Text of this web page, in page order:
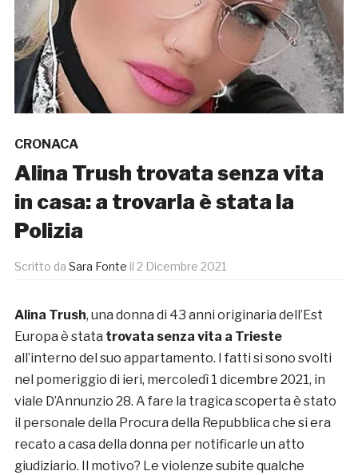
CRONACA
Alina Trush trovata senza vita
in casa: a trovarla è stata la
Polizia
Scritto da Sara Fonte il 2 Dicembre 2021
Alina Trush, una donna di 43 anni originaria dell’Est
Europa è stata trovata senza vita a Trieste
all’interno del suo appartamento. I fatti si sono svolti
nel pomeriggio di ieri, mercoledì 1 dicembre 2021, in
viale D’Annunzio 28. A fare la tragica scoperta è stato
il personale della Procura della Repubblica che si era
recato a casa della donna per notificarle un atto
giudiziario. Il motivo? Le violenze subite qualche